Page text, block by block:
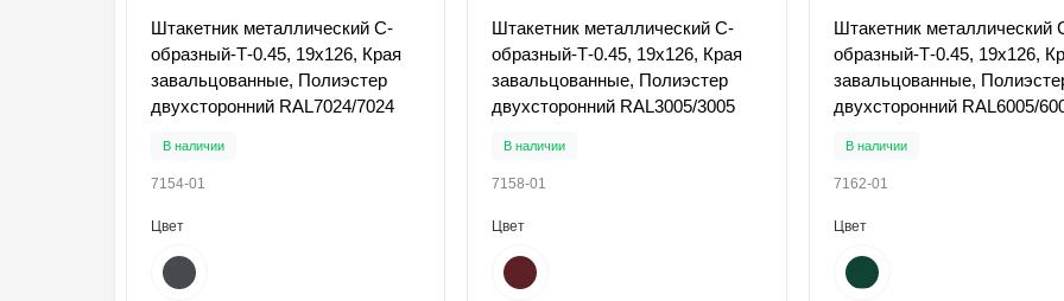
Штакетник металлический С-
образный-Т-0.45, 19х126, Края
завальцованные, Полиэстер
двухсторонний RAL7024/7024
В наличии
7154-01
Цвет
Штакетник металлический С-
образный-Т-0.45, 19х126, Края
завальцованные, Полиэстер
двухсторонний RAL3005/3005
В наличии
7158-01
Цвет
Штакетник металлический
образный-Т-0.45, 19х126,
завальцованные,
двухсторонний RAL6005/
В наличии
7162-01
Цвет